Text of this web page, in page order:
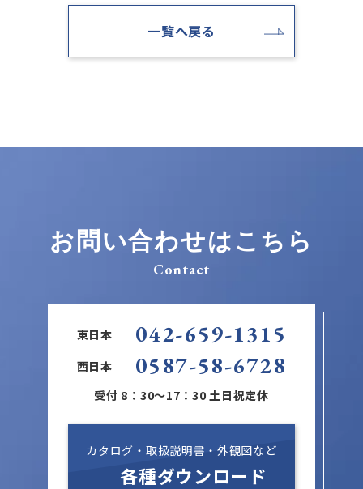
一覧へ戻る
お問い合わせはこちら
Contact
東日本 042-659-1315
西日本 0587-58-6728
受付 8：30～17：30 土日祝定休
カタログ・取扱説明書・外観図など
各種ダウンロード